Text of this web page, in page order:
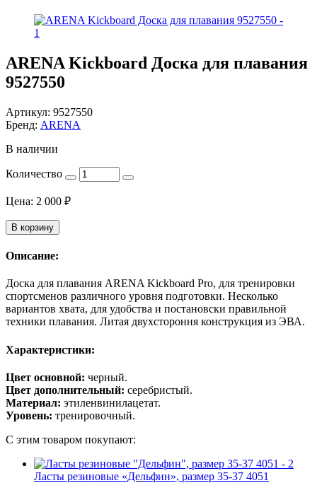
ARENA Kickboard Доска для плавания
9527550
Артикул: 9527550
Бренд: ARENA
В наличии
Количество
Цена: 2 000 ₽
В корзину
Описание:
Доска для плавания ARENA Kickboard Pro, для тренировки
спортсменов различного уровня подготовки. Несколько
вариантов хвата, для удобства и постановски правильной
техники плавания. Литая двухстороння конструкция из ЭВА.
Характеристики:
Цвет основной: черный.
Цвет дополнительный: серебристый.
Материал: этиленвинилацетат.
Уровень: тренировочный.
С этим товаром покупают:
Ласты резиновые «Дельфин», размер 35-37 4051